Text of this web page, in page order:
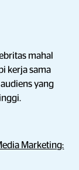
mahal
kerja sama
yang
Marketing: